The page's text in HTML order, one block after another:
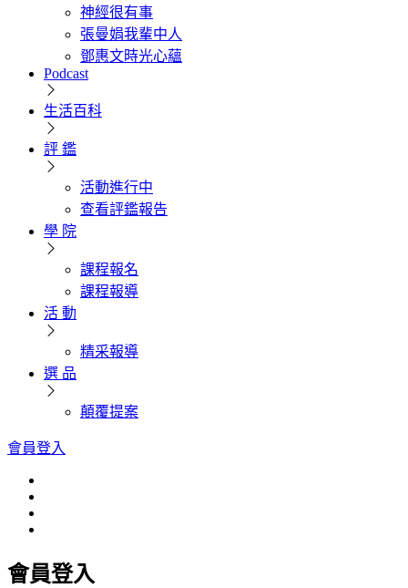
神經很有事
張曼娟我輩中人
鄧惠文時光心蘊
Podcast
生活百科
評 鑑
活動進行中
查看評鑑報告
學 院
課程報名
課程報導
活 動
精采報導
選 品
顛覆提案
會員登入
會員登入